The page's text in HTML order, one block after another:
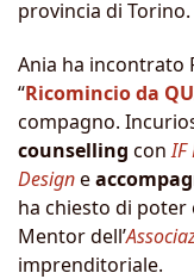
provincia di Torino.
Ania ha
“Ricomincio da
compagno.
counselling conIF
Designe
ha chiesto di poter
Mentor dell’
imprenditoriale.